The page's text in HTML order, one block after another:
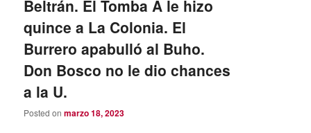
Beltrán. El Tomba A le hizo
quince a La Colonia. El
Burrero apabulló al Buho.
Don Bosco no le dio chances
a la U.
Posted onmarzo 18, 2023